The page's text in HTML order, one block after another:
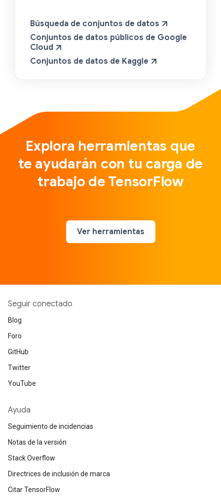
Búsqueda de conjuntos de datos
Conjuntos de datos públicos de Google
Cloud
Conjuntos de datos de Kaggle
Explora herramientas que
te ayudarán con tu carga de
trabajo de TensorFlow
Ver herramientas
Seguir conectado
Blog
Foro
GitHub
Twitter
YouTube
Ayuda
Seguimiento de incidencias
Notas de la versión
Stack Overflow
Directrices de inclusión de marca
Citar TensorFlow